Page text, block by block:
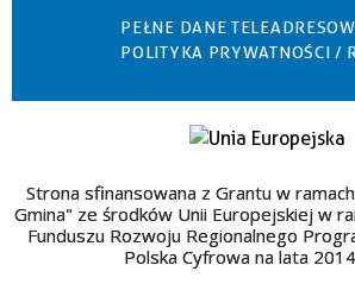
PEŁNE DANE
POLITYKA PRYWATNOŚCI /
Strona sfinansowana z Grantu w
Gmina" ze środków Unii Europejskiej w
Funduszu Rozwoju Regionalnego
Polska Cyfrowa na lata